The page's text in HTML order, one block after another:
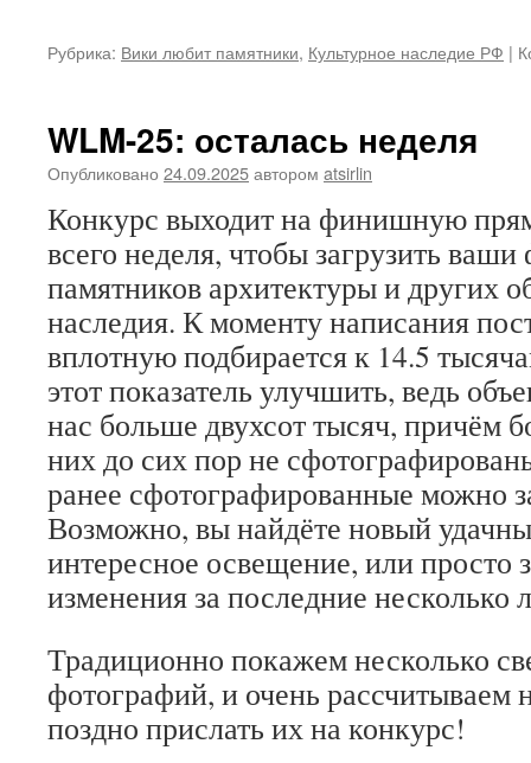
Рубрика: Вики любит памятники, Культурное наследие РФ |
WLM-25: осталась неделя
Опубликовано 24.09.2025автором atsirlin
Конкурс выходит на финишную
всего неделя, чтобы загрузить
памятников архитектуры и других
наследия. К моменту написания
вплотную подбирается к 14.5
этот показатель улучшить, ведь
нас больше двухсот тысяч, причём
них до сих пор не
ранее сфотографированные можно
Возможно, вы найдёте новый
интересное освещение, или просто
изменения за последние несколько
Традиционно покажем несколько
фотографий, и очень рассчитываем
поздно прислать их на конкурс!